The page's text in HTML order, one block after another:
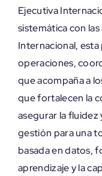
Ejecutiva
sistemática con
Internacional, esta
operaciones,
que acompaña a
que fortalecen la
asegurar la
gestión para una
basada en datos,
aprendizaje y la